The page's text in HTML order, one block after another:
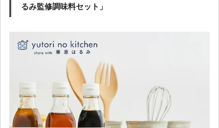
るみ監修調味料セット」